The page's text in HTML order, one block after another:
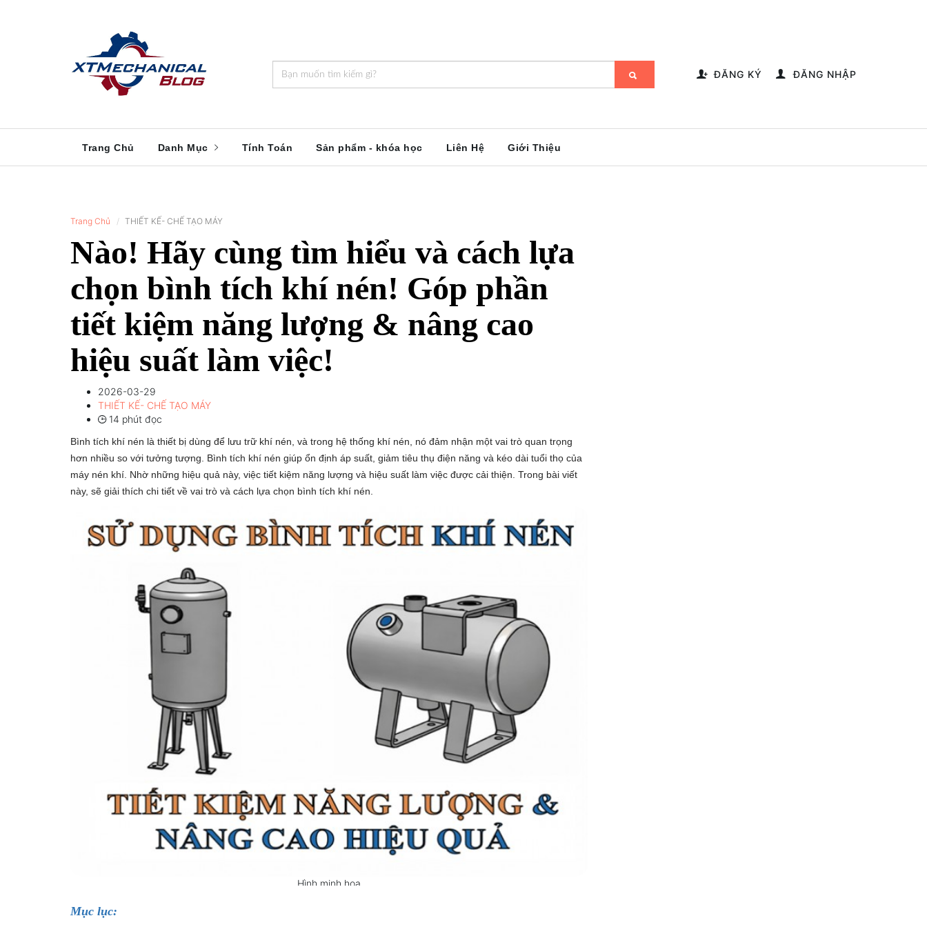
ĐĂNG KÝ ĐĂNG NHẬP
Trang Chủ Danh Mục Tính Toán Sản phẩm - khóa học Liên Hệ Giới Thiệu
Trang Chủ THIẾT KẾ- CHẾ TẠO MÁY
Nào! Hãy cùng tìm hiểu và cách lựa
chọn bình tích khí nén! Góp phần
tiết kiệm năng lượng & nâng cao
hiệu suất làm việc!
2026-03-29
THIẾT KẾ- CHẾ TẠO MÁY
14 phút đọc
Bình tích khí nén là thiết bị dùng để lưu trữ khí nén, và trong hệ thống khí nén, nó đảm nhận một vai trò quan trọng
hơn nhiều so với tưởng tượng. Bình tích khí nén giúp ổn định áp suất, giảm tiêu thụ điện năng và kéo dài tuổi thọ của
máy nén khí. Nhờ những hiệu quả này, việc tiết kiệm năng lượng và hiệu suất làm việc được cải thiện. Trong bài viết
này, sẽ giải thích chi tiết về vai trò và cách lựa chọn bình tích khí nén.
Hình minh họa
Mục lục: